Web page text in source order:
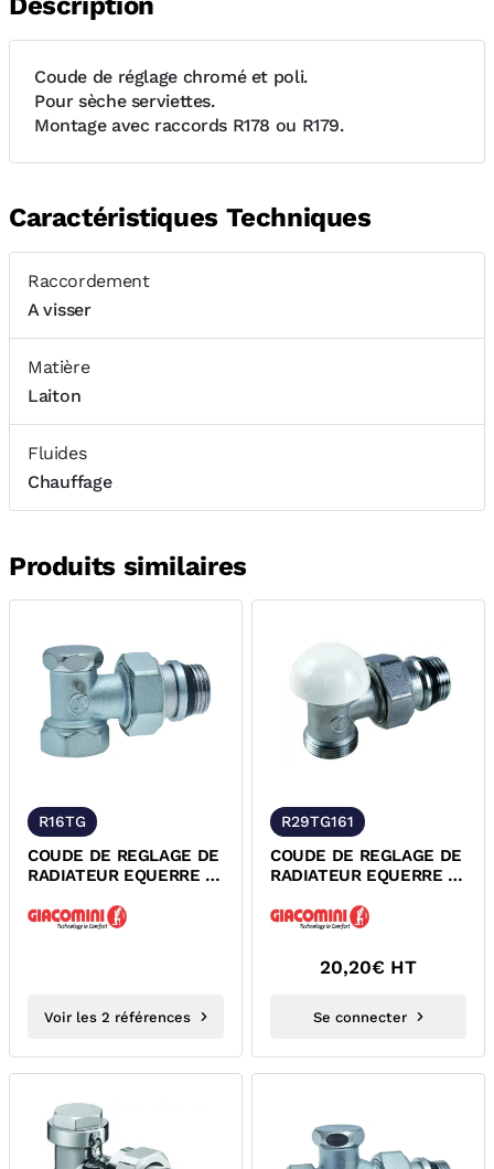
Coude de réglage chromé et poli.
Pour sèche serviettes.
Montage avec raccords R178 ou R179.
Caractéristiques Techniques
Raccordement
A visser
Matière
Laiton
Fluides
Chauffage
Produits similaires
R16TG
COUDE DE REGLAGE DE
RADIATEUR EQUERRE A
GIACOMINI
Voir les 2 références
R29TG161
COUDE DE REGLAGE DE
RADIATEUR EQUERRE A
GIACOMINI
20,20€ HT
Se connecter